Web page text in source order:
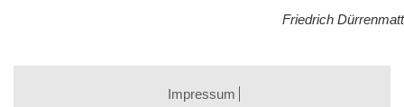
Friedrich Dürrenmatt
Impressum